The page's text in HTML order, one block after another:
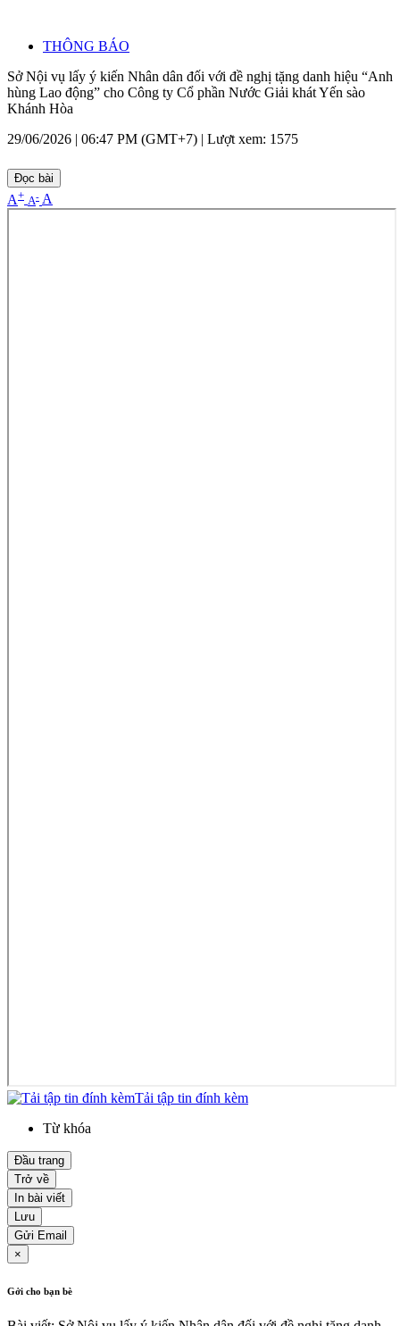
THÔNG BÁO
Sở Nội vụ lấy ý kiến Nhân dân đối với đề nghị tặng danh hiệu “Anh
hùng Lao động” cho Công ty Cổ phần Nước Giải khát Yến sào
Khánh Hòa
29/06/2026 | 06:47 PM (GMT+7) | Lượt xem: 1575
Đọc bài
A+ A- A
Tải tập tin đính kèm
Từ khóa
Đầu trang
Trở về
In bài viết
Lưu
Gửi Email
×
Gởi cho bạn bè